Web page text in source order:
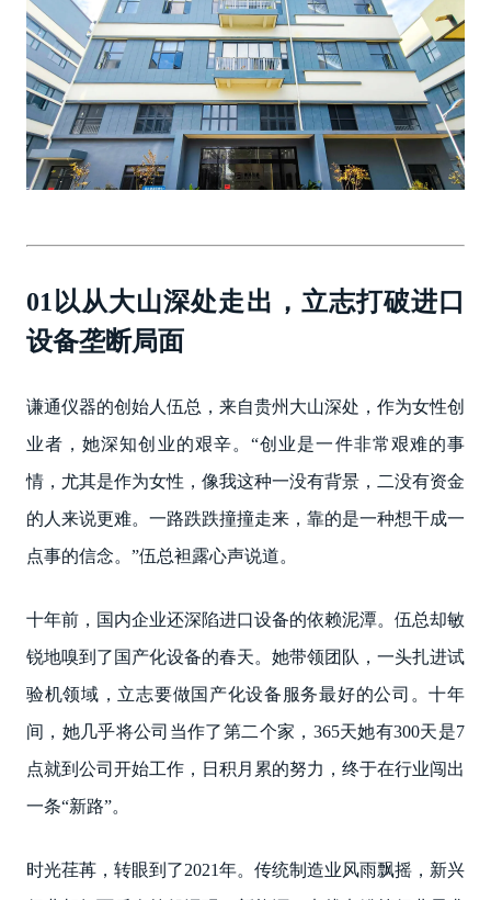
01以从大山深处走出，立志打破进口
设备垄断局面 ‌
谦通仪器的创始人伍总，来自贵州大山深处，作为女性创
业者，她深知创业的艰辛。“创业是一件非常艰难的事
情，尤其是作为女性，像我这种一没有背景，二没有资金
的人来说更难。一路跌跌撞撞走来，靠的是一种想干成一
点事的信念。”伍总袒露心声说道。
十年前，国内企业还深陷进口设备的依赖泥潭。伍总却敏
锐地嗅到了国产化设备的春天。她带领团队，一头扎进试
验机领域，立志要做国产化设备服务最好的公司。十年
间，她几乎将公司当作了第二个家，365天她有300天是7
点就到公司开始工作，日积月累的努力，终于在行业闯出
一条“新路”。
时光荏苒，转眼到了2021年。传统制造业风雨飘摇，新兴